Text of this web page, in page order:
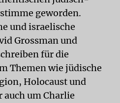
geworden.
und israelische
Grossman und
für die
Themen wie jüdische
Holocaust und
um Charlie